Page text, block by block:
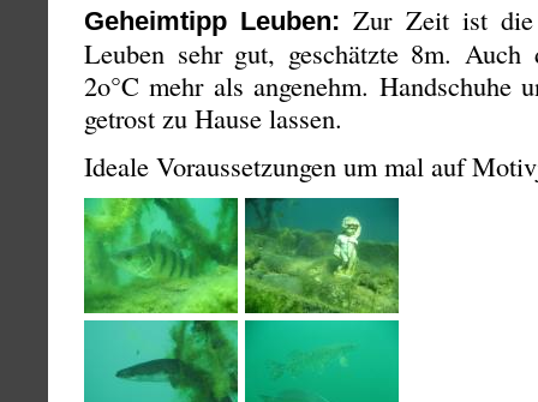
Geheimtipp Leuben: Zur Zeit ist die
Leuben sehr gut, geschätzte 8m.
2o°C mehr als angenehm. Handschuhe
getrost zu Hause lassen.
Ideale Voraussetzungen um mal auf